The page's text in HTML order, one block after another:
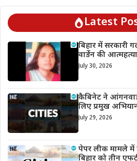
Latest
बिहार में सरकारी
वार्डेन की
July 30, 2026
कैबिनेट ने
लिए प्रमुख
July 29, 2026
पेपर लीक मामले में
बिहार को तीन